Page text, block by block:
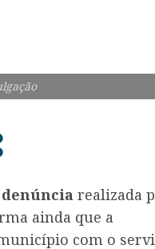
denúncia realizada
ainda que a
com o